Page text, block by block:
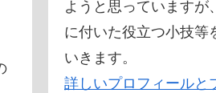
ようと思っていますが
に付いた役立つ小技等
いきます。
詳しいプロフィールと